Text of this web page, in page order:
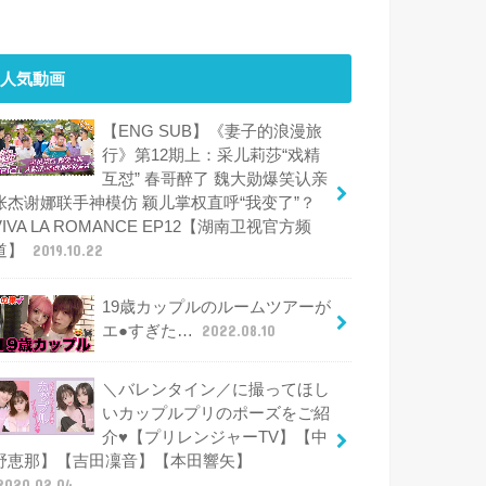
人気動画
【ENG SUB】《妻子的浪漫旅
行》第12期上：采儿莉莎“戏精
互怼” 春哥醉了 魏大勋爆笑认亲
杰谢娜联手神模仿 颖儿掌权直呼“我变了”？
LA ROMANCE EP12【湖南卫视官方频
】
2019.10.22
19歳カップルのルームツアーが
エ●すぎた…
2022.08.10
＼バレンタイン／に撮ってほし
いカップルプリのポーズをご紹
介♥【プリレンジャーTV】【中
恵那】【吉田凜音】【本田響矢】